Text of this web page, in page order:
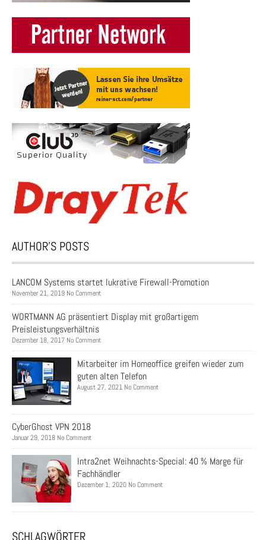
AUTHOR’S POSTS
LANCOM Systems startet lukrative Firewall-Promotion
November 21, 2019 No Comment
WORTMANN AG präsentiert Display mit großartigem
Preisleistungsverhältnis
Dezember 18, 2017 No Comment
Mitarbeiter im Homeoffice greifen wieder zum
guten alten Telefon
August 27, 2021 No Comment
CyberGhost VPN 2018
Januar 29, 2018 No Comment
Intra2net Weihnachts-Special: 40 % Marge für
Fachhändler
Dezember 1, 2020 No Comment
SCHLAGWÖRTER